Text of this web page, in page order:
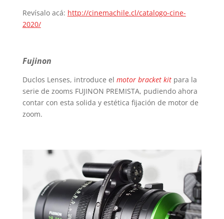
Revísalo acá: http://cinemachile.cl/catalogo-cine-
2020/
Fujinon
Duclos Lenses, introduce el motor bracket kitpara la
serie de zooms FUJINON PREMISTA, pudiendo ahora
contar con esta solida y estética fijación de motor de
zoom.